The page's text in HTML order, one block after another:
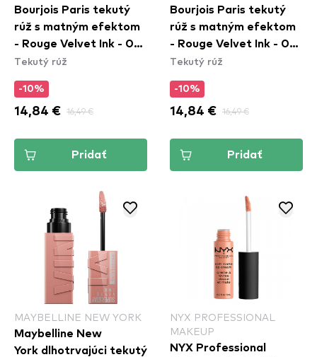
Bourjois Paris tekutý
rúž s matným efektom
- Rouge Velvet Ink - 06
Rose & Merveille
Tekutý rúž
-10%
14,84 € 16,49 €
Pridať
Bourjois Paris tekutý
rúž s matným efektom
- Rouge Velvet Ink - 07
Fushia Cha Cha
Tekutý rúž
-10%
14,84 € 16,49 €
Pridať
MAYBELLINE NEW YORK
Maybelline New
York dlhotrvajúci tekutý
NYX PROFESSIONAL
MAKEUP
NYX Professional